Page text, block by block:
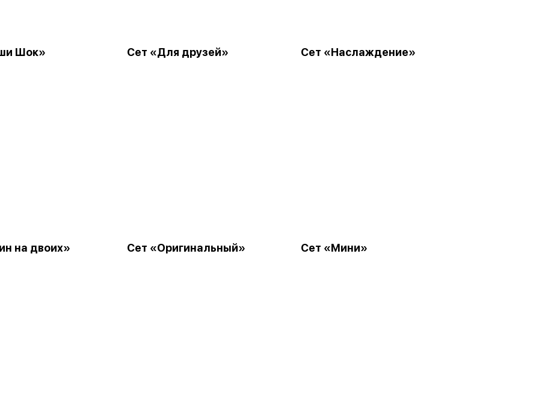
Шок» Сет «Для друзей» Сет «Наслаждение»
на двоих» Сет «Оригинальный» Сет «Мини»